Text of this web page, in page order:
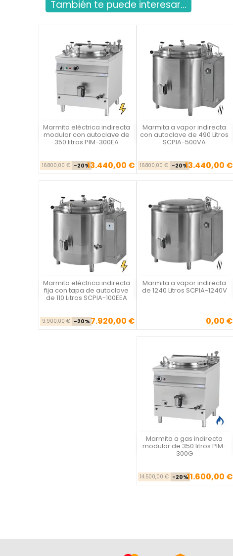
También te puede interesar...
Marmita eléctrica indirecta
modular con autoclave de
350 litros PIM-300EA
Precio base
16.800,00 € -20% Precio
13.440,00 €

Vista rápida Marmita a vapor indirecta
con autoclave de 490 Litros
SCPIA-500VA
Precio base
16.800,00 € -20% Precio
13.440,00 €

Vista rápida
Marmita eléctrica indirecta
fija con tapa de autoclave
de 110 Litros SCPIA-100EEA
Precio base
9.900,00 € -20% Precio
7.920,00 €

Vista rápida Marmita a vapor indirecta
de 1240 Litros SCPIA-1240V
Precio0,00 €

Vista rápida
Marmita a gas indirecta
modular de 350 litros PIM-
300G
Precio base
14.500,00 € -20% Precio
11.600,00 €

Vista rápida